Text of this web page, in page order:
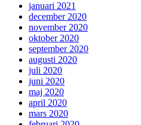
januari 2021
december 2020
november 2020
oktober 2020
september 2020
augusti 2020
juli 2020
juni 2020
maj 2020
april 2020
mars 2020